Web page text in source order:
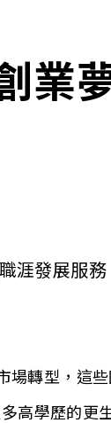
業
涯發展服
場轉型，這
高學歷的更